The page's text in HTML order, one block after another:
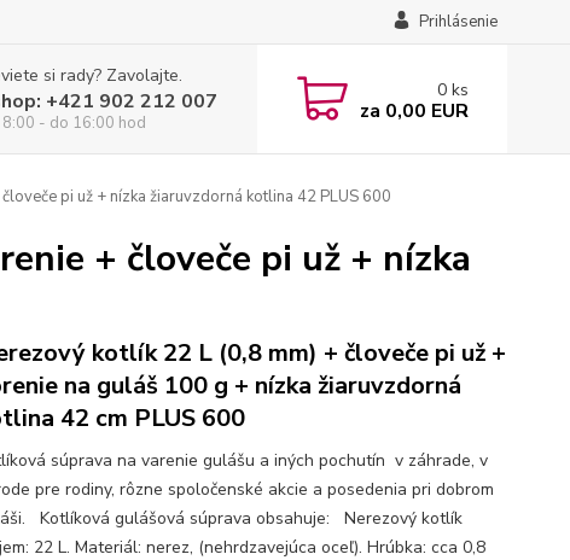
Prihlásenie
si rady? Zavolajte.
+421 902 212 007
- do 16:00 hod
0 ks
za 0,00 EUR
pi už + nízka žiaruvzdorná kotlina 42 PLUS 600
+ človeče pi už + nízka
kotlík 22 L (0,8 mm) + človeče pi už +
na guláš 100 g + nízka žiaruvzdorná
42 cm PLUS 600
súprava na varenie gulášu a iných pochutín v záhrade, v
pre rodiny, rôzne spoločenské akcie a posedenia pri dobrom
Kotlíková gulášová súprava obsahuje: Nerezový kotlík
22 L. Materiál: nerez, (nehrdzavejúca oceľ). Hrúbka: cca 0,8